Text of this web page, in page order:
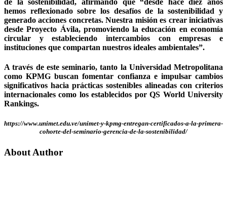
hemos reflexionado sobre los desafíos de la sostenibilidad y
generado acciones concretas. Nuestra misión es crear iniciativas
desde Proyecto Ávila, promoviendo la educación en economía
circular y estableciendo intercambios con empresas e
instituciones que compartan nuestros ideales ambientales”.
A través de este seminario, tanto la Universidad Metropolitana
como KPMG buscan fomentar confianza e impulsar cambios
significativos hacia prácticas sostenibles alineadas con criterios
internacionales como los establecidos por QS World University
Rankings.
https://www.unimet.edu.ve/unimet-y-kpmg-entregan-certificados-a-la-primera-
cohorte-del-seminario-gerencia-de-la-sostenibilidad/
About Author